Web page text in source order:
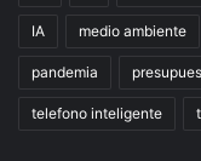
IA medio ambiente
pandemia
telefono inteligente